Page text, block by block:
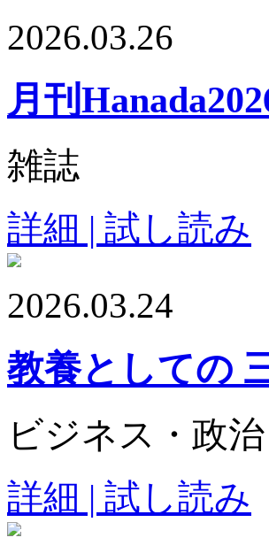
2026.03.26
月刊
雑誌
詳細 | 試し読み
2026.03.24
教養としての
ビジネス・政
詳細 | 試し読み